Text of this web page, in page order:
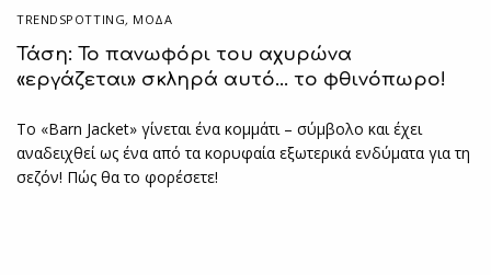
TRENDSPOTTING, ΜΟΔΑ
Τάση: Το πανωφόρι του αχυρώνα
«εργάζεται» σκληρά αυτό… το φθινόπωρο!
Το «Barn Jacket» γίνεται ένα κομμάτι – σύμβολο και έχει
αναδειχθεί ως ένα από τα κορυφαία εξωτερικά ενδύματα για τη
σεζόν! Πώς θα το φορέσετε!